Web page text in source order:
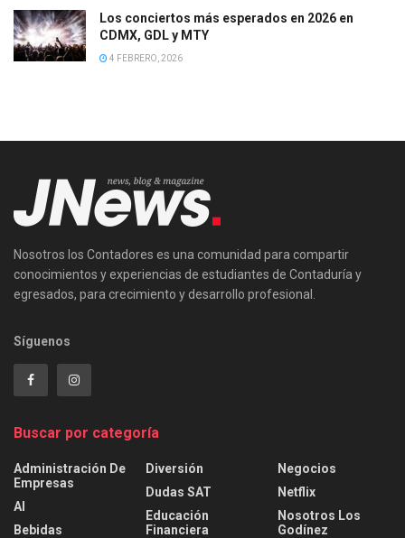
Los conciertos más esperados en 2026 en
CDMX, GDL y MTY
4 FEBRERO, 2026
Nosotros los Contadores es una comunidad para compartir
conocimientos y experiencias de estudiantes de Contaduría y
egresados, para crecimiento y desarrollo profesional.
Síguenos
Buscar por categoría
Administración De
Empresas
AI
Bebidas
Diversión
Dudas SAT
Educación
Financiera
Negocios
Netflix
Nosotros Los
Godínez